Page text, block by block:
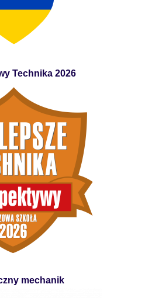
Technika 2026
mechanik